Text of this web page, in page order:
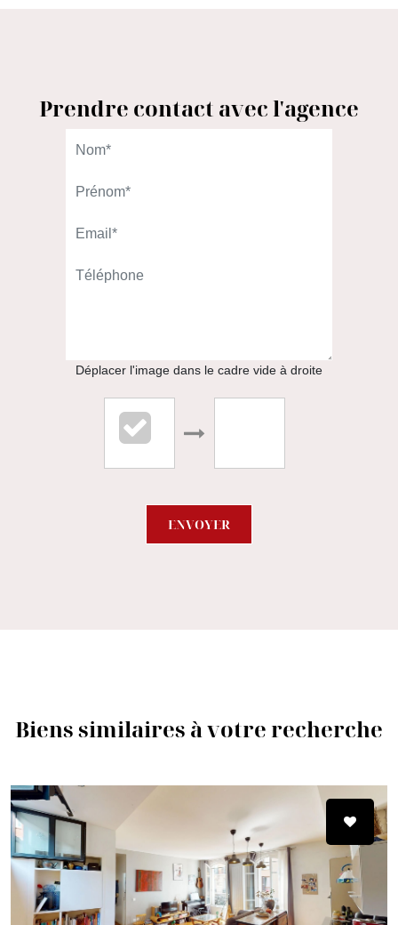
Prendre contact avec l'agence
Déplacer l'image dans le cadre vide à droite
ENVOYER
Biens similaires à votre recherche